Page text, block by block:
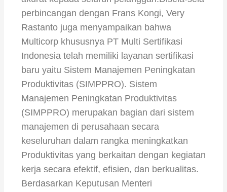
perbincangan dengan Frans Kongi, Very
Rastanto juga menyampaikan bahwa
Multicorp khususnya PT Multi Sertifikasi
Indonesia telah memiliki layanan sertifikasi
baru yaitu Sistem Manajemen Peningkatan
Produktivitas (SIMPPRO). Sistem
Manajemen Peningkatan Produktivitas
(SIMPPRO) merupakan bagian dari sistem
manajemen di perusahaan secara
keseluruhan dalam rangka meningkatkan
Produktivitas yang berkaitan dengan kegiatan
kerja secara efektif, efisien, dan berkualitas.
Berdasarkan Keputusan Menteri